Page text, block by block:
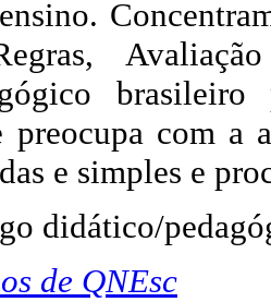
preocupa com
e simples e
didático/
de QNEsc